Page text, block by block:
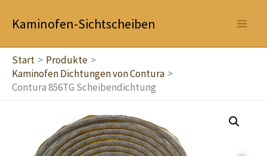
InhaltKaminofen-Sichtscheiben
Start
Produkte
Kaminofen Dichtungen von Contura
Contura 856TG Scheibendichtung